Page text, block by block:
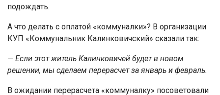
подождать.
А что делать с оплатой «коммуналки»? В организации
КУП «Коммунальник Калинковичский» сказали так:
— Если этот житель Калинковичей будет в новом
решении, мы сделаем перерасчет за январь и февраль.
В ожидании перерасчета «коммуналку» посоветовали